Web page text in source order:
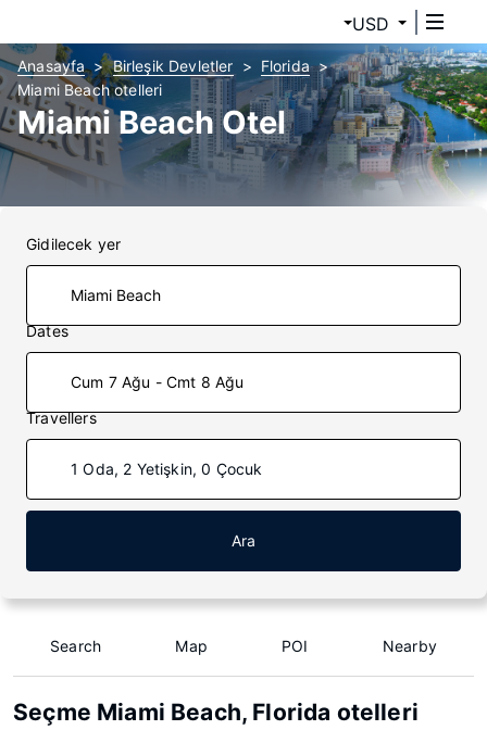
USD
Anasayfa Birleşik Devletler
Florida
Miami Beach otelleri
Miami Beach Otel
Gidilecek yer
Dates
Cum 7 Ağu - Cmt 8 Ağu
Travellers
1 Oda, 2 Yetişkin, 0 Çocuk
Ara
Search Map POI Nearby
Seçme Miami Beach, Florida otelleri